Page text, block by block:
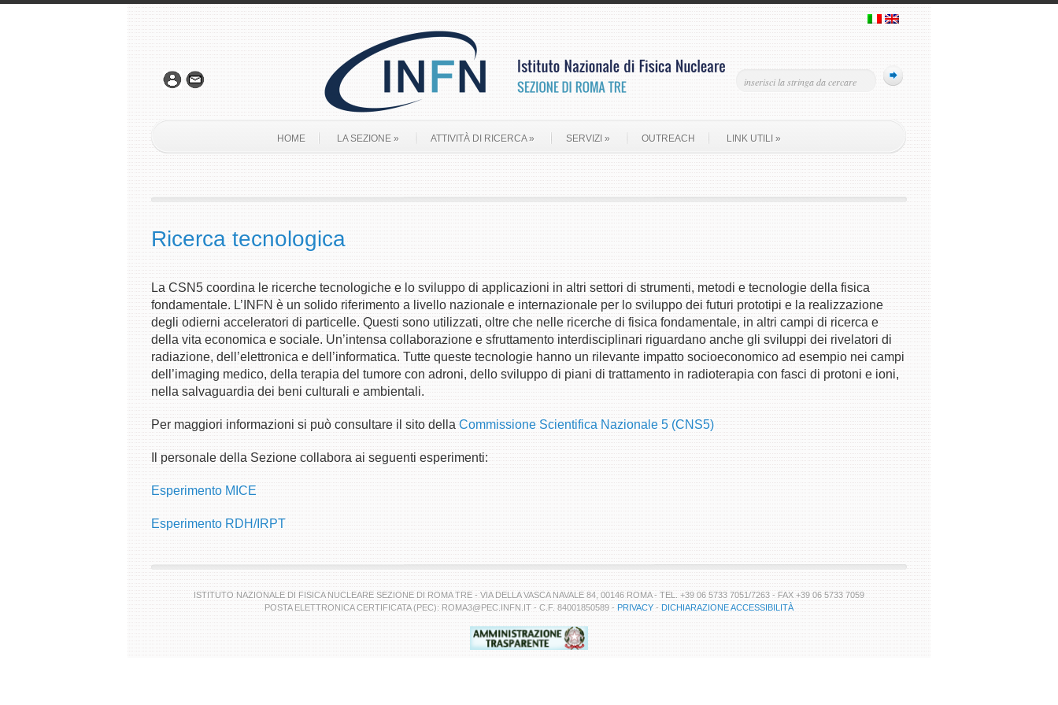
HOME LA SEZIONE » ATTIVITÀ DI RICERCA» SERVIZI » OUTREACH LINK UTILI »
Ricerca tecnologica
La CSN5 coordina le ricerche tecnologiche e lo sviluppo di applicazioni in altri settori di strumenti, metodi e tecnologie della fisica
fondamentale. L’INFN è un solido riferimento a livello nazionale e internazionale per lo sviluppo dei futuri prototipi e la realizzazione
degli odierni acceleratori di particelle. Questi sono utilizzati, oltre che nelle ricerche di fisica fondamentale, in altri campi di ricerca e
della vita economica e sociale. Un’intensa collaborazione e sfruttamento interdisciplinari riguardano anche gli sviluppi dei rivelatori di
radiazione, dell’elettronica e dell’informatica. Tutte queste tecnologie hanno un rilevante impatto socioeconomico ad esempio nei campi
dell’imaging medico, della terapia del tumore con adroni, dello sviluppo di piani di trattamento in radioterapia con fasci di protoni e ioni,
nella salvaguardia dei beni culturali e ambientali.
Per maggiori informazioni si può consultare il sito della Commissione Scientifica Nazionale 5 (CNS5)
Il personale della Sezione collabora ai seguenti esperimenti:
Esperimento MICE
Esperimento RDH/IRPT
ISTITUTO NAZIONALE DI FISICA NUCLEARE SEZIONE DI ROMA TRE - VIA DELLA VASCA NAVALE 84, 00146 ROMA - TEL. +39 06 5733 7051/7263 - FAX +39 06 5733 7059
POSTA ELETTRONICA CERTIFICATA (PEC): ROMA3@PEC.INFN.IT - C.F. 84001850589 - PRIVACY - DICHIARAZIONE ACCESSIBILITÀ